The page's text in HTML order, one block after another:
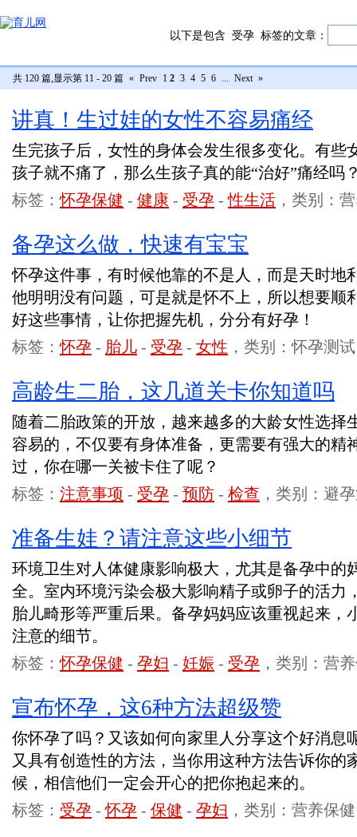
以下是包含 受孕 标签的文章：
共 120 篇,显示第 11 - 20 篇 « Prev 1 2 3 4 5 6 ... Next »
讲真！生过娃的女性不容易痛经
生完孩子后，女性的身体会发生很多变化。有些
孩子就不痛了，那么生孩子真的能“治好”痛经吗
标签：怀孕保健 - 健康 - 受孕 -性生活 ，类别：
备孕这么做，快速有宝宝
怀孕这件事，有时候他靠的不是人，而是天时地
他明明没有问题，可是就是怀不上，所以想要顺
好这些事情，让你把握先机，分分有好孕！
标签：怀孕 - 胎儿 - 受孕 - 女性 ，类别：怀孕测试
高龄生二胎，这几道关卡你知道吗
随着二胎政策的开放，越来越多的大龄女性选择
容易的，不仅要有身体准备，更需要有强大的精
过，你在哪一关被卡住了呢？
标签： 注意事项 - 受孕 - 预防 - 检查 ，类别：避
准备生娃？请注意这些小细节
环境卫生对人体健康影响极大，尤其是备孕中的
全。室内环境污染会极大影响精子或卵子的活力
胎儿畸形等严重后果。备孕妈妈应该重视起来，
注意的细节。
标签：怀孕保健 - 孕妇 - 妊娠 - 受孕 ，类别：营
宣布怀孕，这6种方法超级赞
你怀孕了吗？又该如何向家里人分享这个好消息
又具有创造性的方法，当你用这种方法告诉你的
候，相信他们一定会开心的把你抱起来的。
标签： 受孕 -怀孕 - 保健 - 孕妇 ，类别：营养保健